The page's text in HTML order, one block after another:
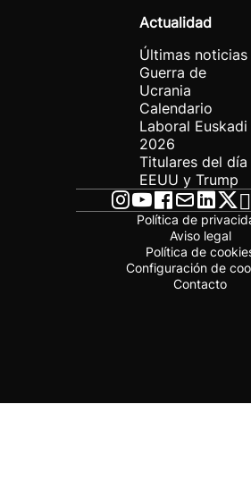
Actualidad
Últimas noticias
Guerra de
Ucrania
Calendario
Laboral Euskadi
2026
Titulares del día
EEUU y Trump
Política de
Aviso legal
Política de
Configuración de
Contacto